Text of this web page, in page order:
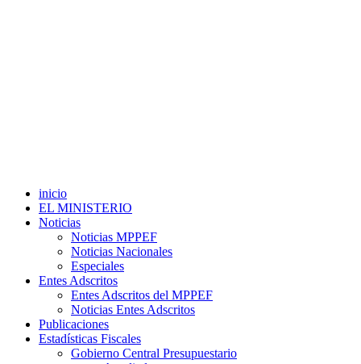
inicio
EL MINISTERIO
Noticias
Noticias MPPEF
Noticias Nacionales
Especiales
Entes Adscritos
Entes Adscritos del MPPEF
Noticias Entes Adscritos
Publicaciones
Estadísticas Fiscales
Gobierno Central Presupuestario